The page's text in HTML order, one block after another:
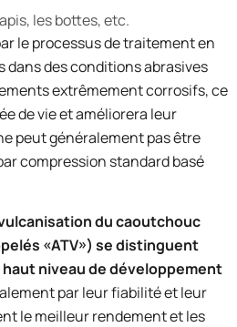
les bottes, etc.
le processus de traitement en
des conditions abrasives
extrêmement corrosifs, ce
de vie et améliorera leur
peut généralement pas être
compression standard basé
du caoutchouc
«ATV») se distinguent
niveau de développement
par leur fiabilité et leur
le meilleur rendement et les